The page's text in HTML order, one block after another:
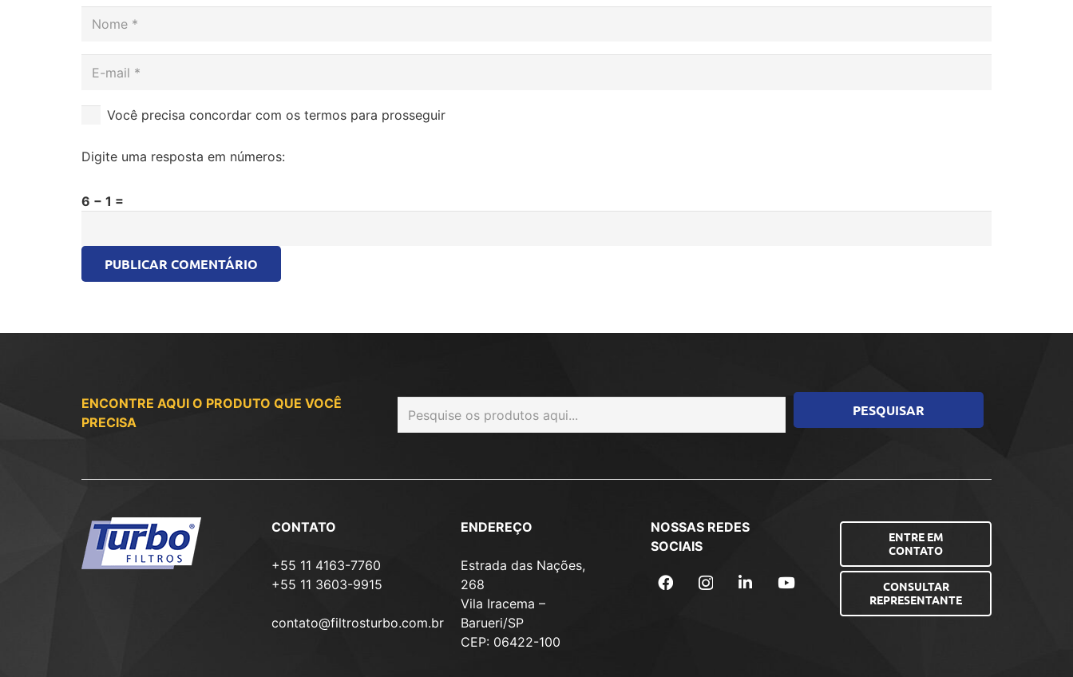
Você precisa concordar com os termos para prosseguir
Digite uma resposta em números:
6 − 1 =
PUBLICAR COMENTÁRIO
ENCONTRE AQUI O PRODUTO QUE VOCÊ
PRECISA
CONTATO
+55 11 4163-7760
+55 11 3603-9915
contato@filtrosturbo.com.br
ENDEREÇO
Estrada das Nações,
268
Vila Iracema –
Barueri/SP
CEP: 06422-100
NOSSAS REDES
SOCIAIS
ENTRE EM
CONTATO
CONSULTAR
REPRESENTANTE